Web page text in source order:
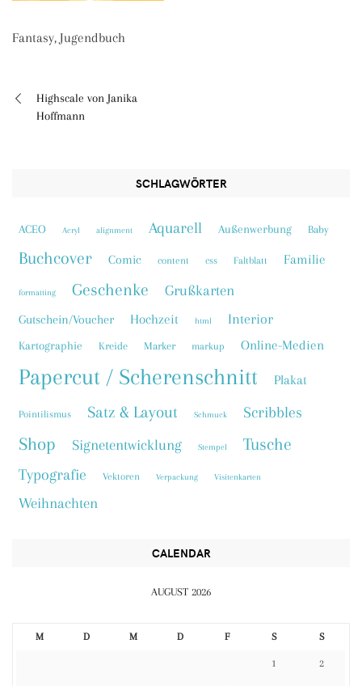
Fantasy, Jugendbuch
Beitragsnavigation
Highscale von Janika
Hoffmann
SCHLAGWÖRTER
ACEO Acryl alignment Aquarell Außenwerbung Baby
Buchcover Comic content css Faltblatt Familie
formatting Geschenke Grußkarten
Gutschein/Voucher Hochzeit html Interior
Kartographie Kreide Marker markup Online-Medien
Papercut / Scherenschnitt Plakat
Pointilismus Satz & Layout Schmuck Scribbles
Shop Signetentwicklung Stempel Tusche
Typografie Vektoren Verpackung Visitenkarten
Weihnachten
CALENDAR
AUGUST 2026
M D M D F S S
1 2